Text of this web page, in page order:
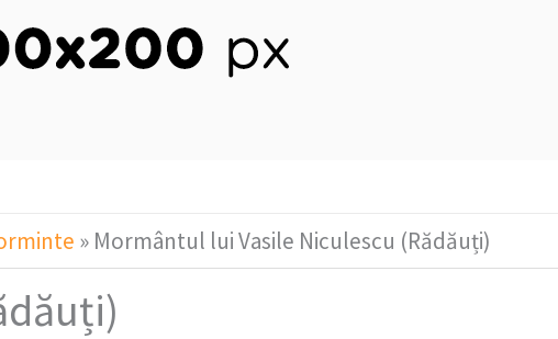
» Mormântul lui Vasile Niculescu (Rădăuți)